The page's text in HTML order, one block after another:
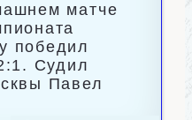
матче
победил
Судил
Павел